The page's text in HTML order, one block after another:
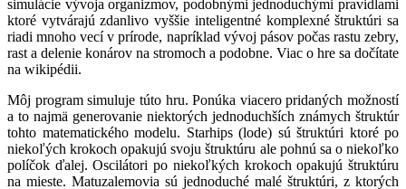
simulácie vývoja organizmov, podobnými jednoduchými pravidlami
ktoré vytvárajú zdanlivo vyššie inteligentné komplexné štruktúri sa
riadi mnoho vecí v prírode, napríklad vývoj pásov počas rastu zebry,
rast a delenie konárov na stromoch a podobne. Viac o hre sa dočítate
na wikipédii.
Môj program simuluje túto hru. Ponúka viacero pridaných možností
a to najmä generovanie niektorých jednoduchších známych štruktúr
tohto matematického modelu. Starhips (lode) sú štruktúri ktoré po
niekoľých krokoch opakujú svoju štruktúru ale pohnú sa o niekoľko
políčok ďalej. Oscilátori po niekoľkých krokoch opakujú štruktúru
na mieste. Matuzalemovia sú jednoduché malé štruktúri, z ktorých